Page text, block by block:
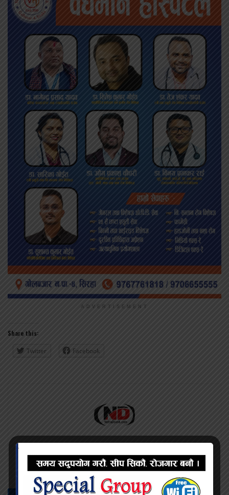
ADVERTISEMENT
Share this:
Twitter Facebook